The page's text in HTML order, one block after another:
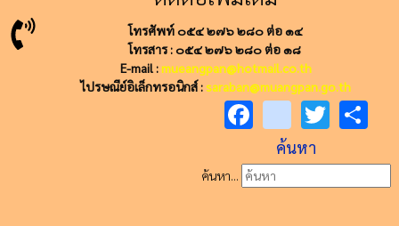
โทรศัพท์ ๐๕๔ ๒๗๖ ๒๘๐ ต่อ ๑๔
โทรสาร : ๐๕๔ ๒๗๖ ๒๘๐ ต่อ ๑๘
E-mail :mueangpan@hotmail.co.th
ไปรษณีย์อิเล็กทรอนิกส์ : saraban@muangpan.go.th
Facebook
youtube
ค้นหา
ค้นหา...